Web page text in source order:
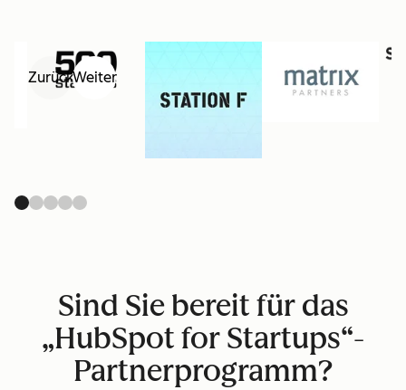
ZurückWeiter
Sind Sie bereit für das
„HubSpot for Startups“-
Partnerprogramm?